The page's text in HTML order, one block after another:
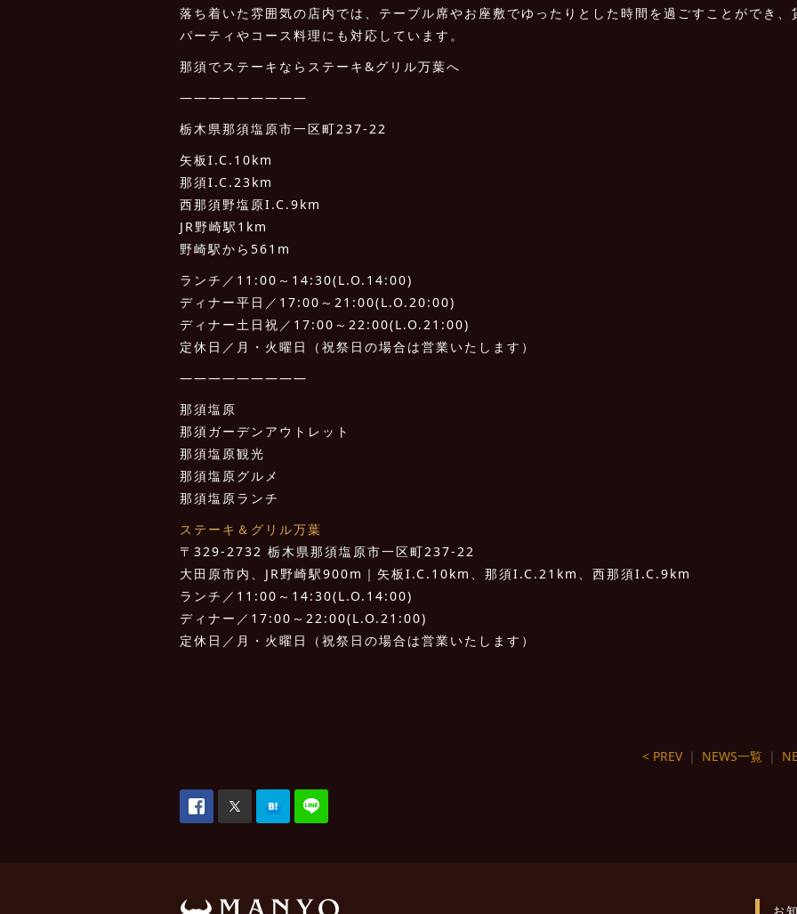
落ち着いた雰囲気の店内では、テーブル席やお座敷でゆったりとした時間を過ごすことができ、
パーティやコース料理にも対応しています。
那須でステーキならステーキ&グリル万葉へ
—————————
栃木県那須塩原市一区町237-22
矢板I.C.10km
那須I.C.23km
西那須野塩原I.C.9km
JR野崎駅1km
野崎駅から561m
ランチ／11:00～14:30(L.O.14:00)
ディナー平日／17:00～21:00(L.O.20:00)
ディナー土日祝／17:00～22:00(L.O.21:00)
定休日／月・火曜日（祝祭日の場合は営業いたします）
—————————
那須塩原
那須ガーデンアウトレット
那須塩原観光
那須塩原グルメ
那須塩原ランチ
ステーキ＆グリル万葉
〒329-2732 栃木県那須塩原市一区町237-22
大田原市内、JR野崎駅900m｜矢板I.C.10km、那須I.C.21km、西那須I.C.9km
ランチ／11:00～14:30(L.O.14:00)
ディナー／17:00～22:00(L.O.21:00)
定休日／月・火曜日（祝祭日の場合は営業いたします）
< PREV｜ NEWS一覧 ｜
お